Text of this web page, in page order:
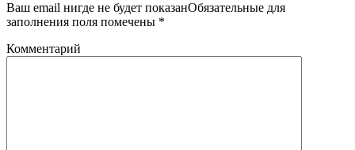
Ваш email нигде не будет показанОбязательные для
заполнения поля помечены *
Комментарий